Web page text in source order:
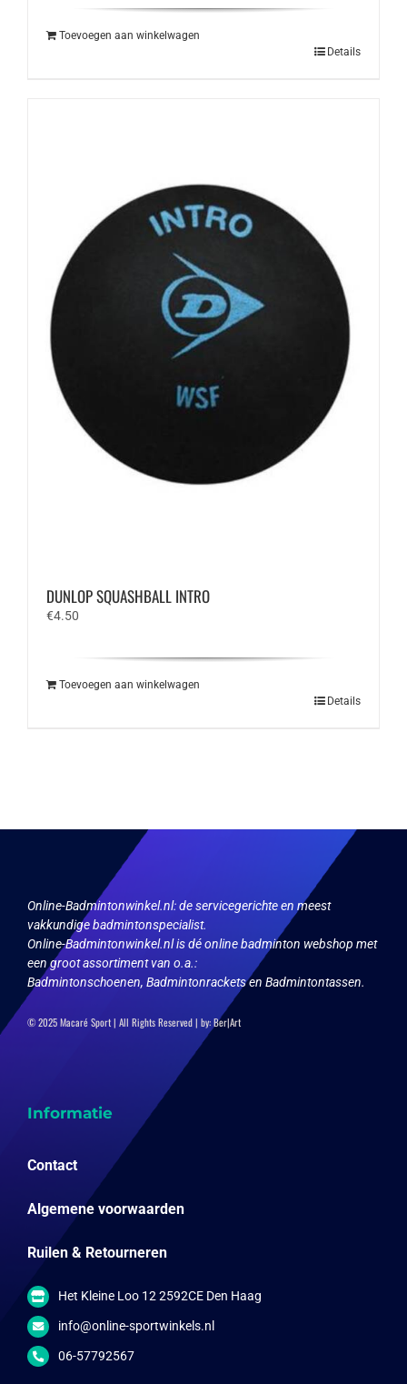
Toevoegen aan winkelwagen
Details
DUNLOP SQUASHBALL INTRO
€4.50
Toevoegen aan winkelwagen
Details
Online-Badmintonwinkel.nl:de servicegerichte en meest
vakkundige badmintonspecialist.
Online-Badmintonwinkel.nl is dé online badminton webshop met
een groot assortiment van o.a.:
Badmintonschoenen, Badmintonrackets en Badmintontassen.
© 2025 Macaré Sport | All Rights Reserved | by:Ber|Art
Informatie
Contact
Algemene voorwaarden
Ruilen & Retourneren
Het Kleine Loo 12 2592CE Den Haag
info@online-sportwinkels.nl
06-57792567